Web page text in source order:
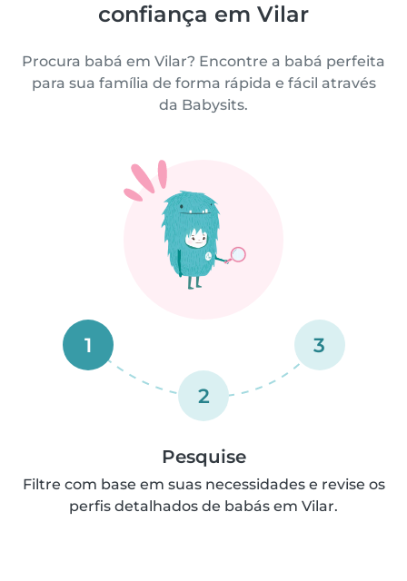
confiança em Vilar
Procura babá em Vilar? Encontre a babá perfeita
para sua família de forma rápida e fácil através
da Babysits.
1
2
3
Pesquise
Filtre com base em suas necessidades e revise os
perfis detalhados de babás em Vilar.